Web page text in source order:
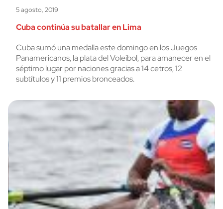
5 agosto, 2019
Cuba continúa su batallar en Lima
Cuba sumó una medalla este domingo en los Juegos
Panamericanos, la plata del Voleibol, para amanecer en el
séptimo lugar por naciones gracias a 14 cetros, 12
subtítulos y 11 premios bronceados.